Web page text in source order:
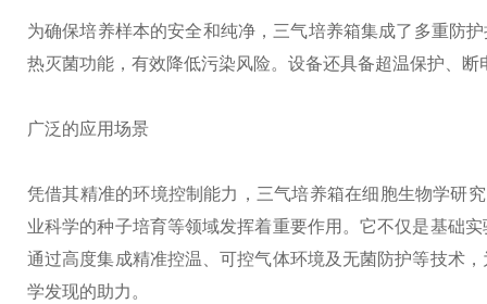
为确保培养样本的安全和纯净，三气培养箱集成了多重防
热灭菌功能，有效降低污染风险。设备还具备超温保护、
广泛的应用场景
凭借其精准的环境控制能力，三气培养箱在细胞生物学研
业科学的种子培育等领域发挥着重要作用。它不仅是基础
通过高度集成精准控温、可控气体环境及无菌防护等技术
学发现的助力。